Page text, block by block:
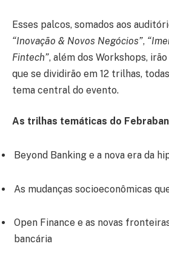
Esses palcos, somados aos
“Inovação & Novos Negócios”,
Fintech”, além dos Workshops,
que se dividirão em 12 trilhas,
tema central do evento.
As trilhas temáticas do
Beyond Banking e a nova era da
As mudanças socioeconômicas
Open Finance e as novas
bancária